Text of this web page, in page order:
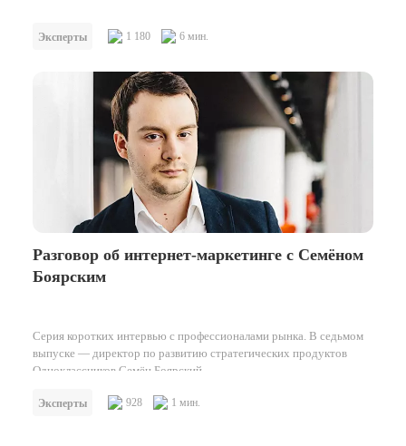
практически все изменения в стране и точно знает, что
изменилось…
Эксперты 1 180 6 мин.
Разговор об интернет-маркетинге с Семёном
Боярским
Серия коротких интервью с профессионалами рынка. В седьмом
выпуске — директор по развитию стратегических продуктов
Одноклассников Семён Боярский.
Эксперты 928 1 мин.